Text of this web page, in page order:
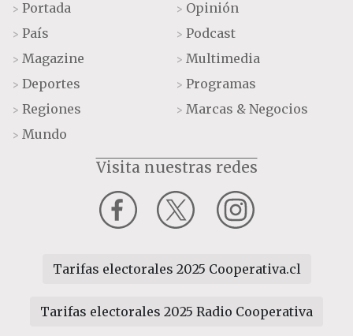
> Portada
> País
> Magazine
> Deportes
> Regiones
> Mundo
> Opinión
> Podcast
> Multimedia
> Programas
> Marcas & Negocios
Visita nuestras redes
Tarifas electorales 2025 Cooperativa.cl
Tarifas electorales 2025 Radio Cooperativa